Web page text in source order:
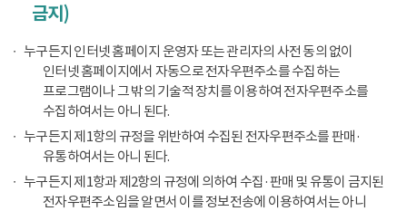
금지)
누구든지 인터넷 홈페이지 운영자 또는 관리자의 사전 동의 없이
인터넷 홈페이지에서 자동으로 전자우편주소를 수집하는
프로그램이나 그 밖의 기술적 장치를 이용하여 전자우편주소를
수집하여서는 아니 된다.
누구든지 제1항의 규정을 위반하여 수집된 전자우편주소를 판매·
유통하여서는 아니 된다.
누구든지 제1항과 제2항의 규정에 의하여 수집·판매 및 유통이 금지된
전자우편주소임을 알면서 이를 정보전송에 이용하여서는 아니